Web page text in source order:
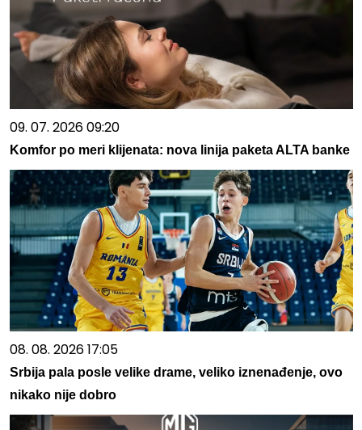
09. 07. 2026 09:20
Komfor po meri klijenata: nova linija paketa ALTA banke
08. 08. 2026 17:05
Srbija pala posle velike drame, veliko iznenađenje, ovo
nikako nije dobro